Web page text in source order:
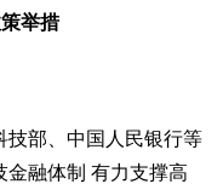
政治
事业
艺术百家
举措
部、中国人民银行等
融体制 有力支撑高